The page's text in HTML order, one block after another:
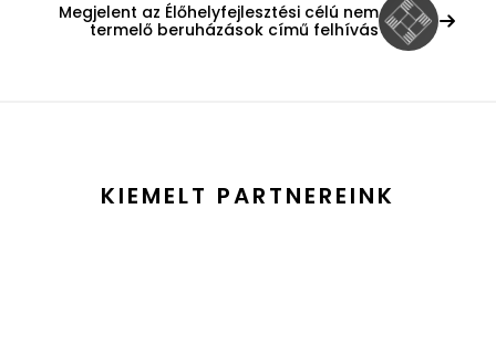
Megjelent az Élőhelyfejlesztési célú nem
termelő beruházások című felhívás
KIEMELT PARTNEREINK